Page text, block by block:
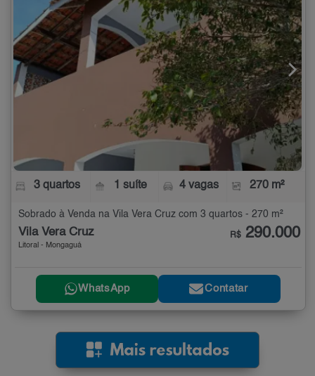
3 quartos 1 suíte 4 vagas 270 m²
Sobrado à Venda na Vila Vera Cruz com 3 quartos - 270 m²
Vila Vera Cruz
Litoral - Mongaguá
R$ 290.000
WhatsApp Contatar